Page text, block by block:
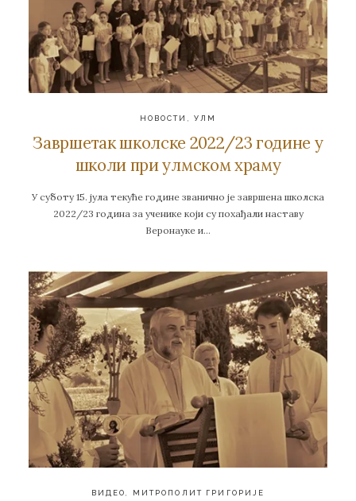
НОВОСТИ , УЛМ
Завршетак школске 2022/23 године у
школи при улмском храму
У суботу 15. јула текуће године званично је завршена школска
2022/23 година за ученике који су похађали наставу
Веронауке и…
ВИДЕО МИТРОПОЛИТ ГРИГОРИЈЕ